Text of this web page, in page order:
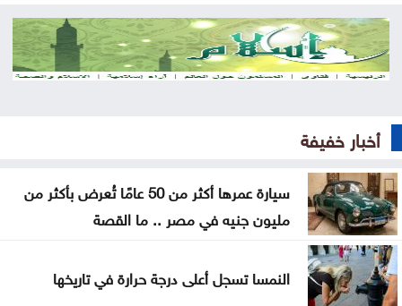
هل تأكل البطيخ مع الخبز؟ خبراء يوضحون ما قد يحدث
لجسمك
القدس
أعيان: مواقف الملك تعكس التزامًا أردنيًا راسخًا بالدفاع
عن القدس ومقدساتها
إيران: مفاوضات مضيق هرمز مع عُمان في مراحلها
النهائية
أخبار خفيفة
سيارة عمرها أكثر من 50 عامًا تُعرض بأكثر من
مليون جنيه في مصر .. ما القصة
النمسا تسجل أعلى درجة حرارة في تاريخها